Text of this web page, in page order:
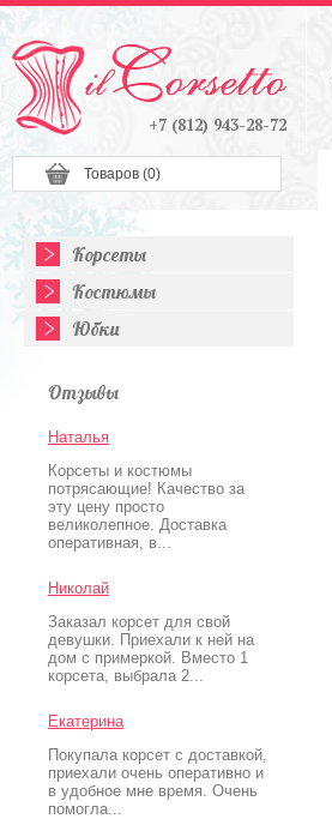
Товаров (0)
+7 (812) 943-28-72
Корсеты
Костюмы
Юбки
Отзывы
Наталья
Корсеты и костюмы
потрясающие! Качество за
эту цену просто
великолепное. Доставка
оперативная, в...
Николай
Заказал корсет для свой
девушки. Приехали к ней на
дом с примеркой. Вместо 1
корсета, выбрала 2...
Екатерина
Покупала корсет с доставкой,
приехали очень оперативно и
в удобное мне время. Очень
помогла...